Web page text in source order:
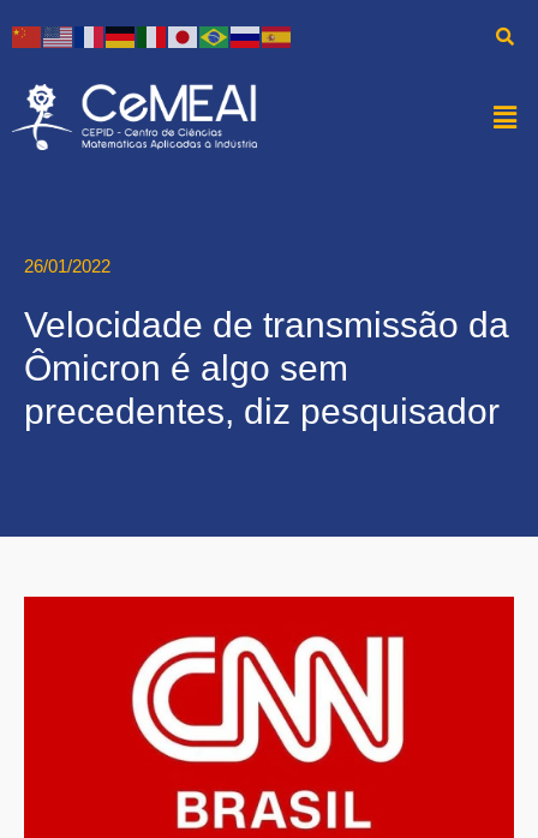
26/01/2022
Velocidade de transmissão da
Ômicron é algo sem
precedentes, diz pesquisador